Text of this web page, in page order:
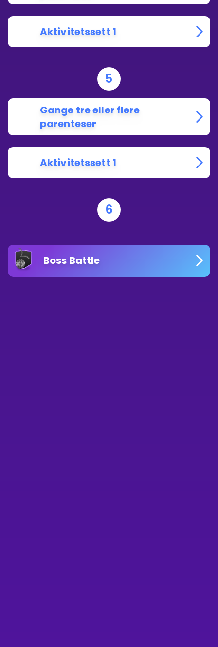
Aktivitetssett 1
5
Gange tre eller flere
parenteser
Aktivitetssett 1
6
Boss Battle